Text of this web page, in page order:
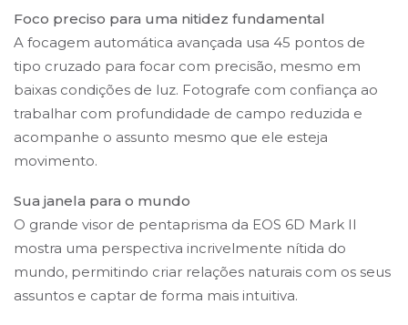
Foco preciso para uma nitidez fundamental
A focagem automática avançada usa 45 pontos de
tipo cruzado para focar com precisão, mesmo em
baixas condições de luz. Fotografe com confiança ao
trabalhar com profundidade de campo reduzida e
acompanhe o assunto mesmo que ele esteja
movimento.
Sua janela para o mundo
O grande visor de pentaprisma da EOS 6D Mark II
mostra uma perspectiva incrivelmente nítida do
mundo, permitindo criar relações naturais com os seus
assuntos e captar de forma mais intuitiva.